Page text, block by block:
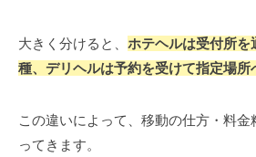
大きく分けると、 ホテヘルは受付所を
種、デリヘルは予約を受けて指定場所
この違いによって、移動の仕方・料
ってきます。